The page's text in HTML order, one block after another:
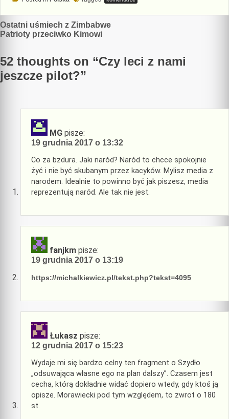
Nawigacja
wpisu
Ostatni uśmiech z Zimbabwe
Patrioty przeciwko Kimowi
52 thoughts on “Czy leci z nami
jeszcze pilot?”
MG pisze:
19 grudnia 2017 o 13:32
Co za bzdura. Jaki naród? Naród to chcce spokojnie
żyć i nie być skubanym przez kacyków. Mylisz media z
narodem. Idealnie to powinno być jak piszesz, media
reprezentują naród. Ale tak nie jest.
fanjkm pisze:
19 grudnia 2017 o 13:19
https://michalkiewicz.pl/tekst.php?tekst=4095
Łukasz pisze:
12 grudnia 2017 o 15:23
Wydaje mi się bardzo celny ten fragment o Szydło
„odsuwająca własne ego na plan dalszy”. Czasem jest
cecha, którą dokładnie widać dopiero wtedy, gdy ktoś ją
opisze. Morawiecki pod tym względem, to zwrot o 180
st.